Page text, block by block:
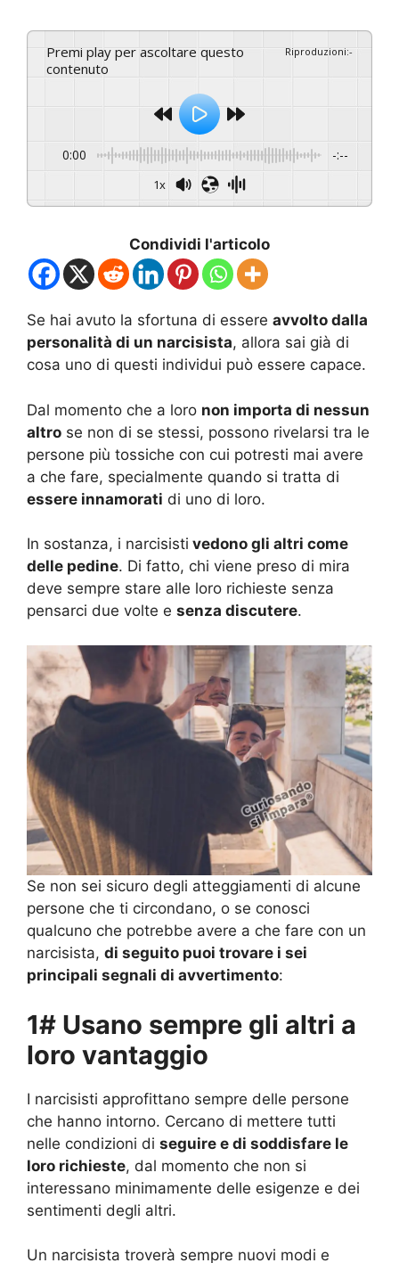
Premi play per ascoltare questo
contenuto
Riproduzioni:-
0:00 -:--
1x
Condividi l'articolo
Se hai avuto la sfortuna di essere avvolto dalla
personalità di un narcisista, allora sai già di
cosa uno di questi individui può essere capace.
Dal momento che a loro non importa di nessun
altro se non di se stessi, possono rivelarsi tra le
persone più tossiche con cui potresti mai avere
a che fare, specialmente quando si tratta di
essere innamorati di uno di loro.
In sostanza, i narcisisti vedono gli altri come
delle pedine. Di fatto, chi viene preso di mira
deve sempre stare alle loro richieste senza
pensarci due volte e senza discutere.
Se non sei sicuro degli atteggiamenti di alcune
persone che ti circondano, o se conosci
qualcuno che potrebbe avere a che fare con un
narcisista, di seguito puoi trovare i sei
principali segnali di avvertimento:
1# Usano sempre gli altri a
loro vantaggio
I narcisisti approfittano sempre delle persone
che hanno intorno. Cercano di mettere tutti
nelle condizioni di seguire e di soddisfare le
loro richieste, dal momento che non si
interessano minimamente delle esigenze e dei
sentimenti degli altri.
Un narcisista troverà sempre nuovi modi e